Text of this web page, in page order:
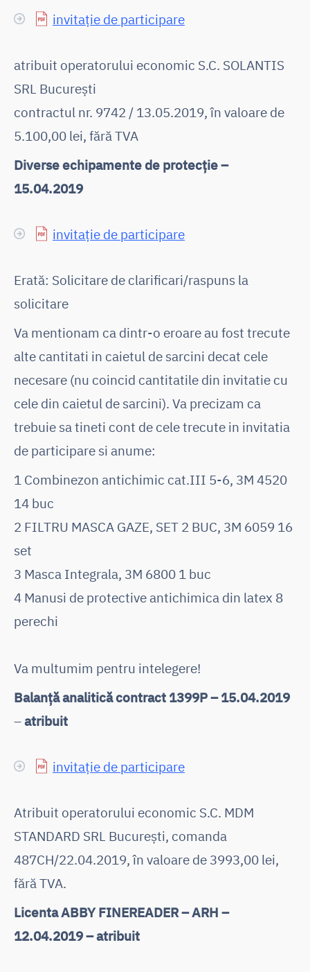
invitație de participare
atribuit operatorului economic S.C. SOLANTIS
SRL București
contractul nr. 9742 / 13.05.2019, în valoare de
5.100,00 lei, fără TVA
Diverse echipamente de protecție –
15.04.2019
invitație de participare
Erată: Solicitare de clarificari/raspuns la
solicitare
Va mentionam ca dintr-o eroare au fost trecute
alte cantitati in caietul de sarcini decat cele
necesare (nu coincid cantitatile din invitatie cu
cele din caietul de sarcini). Va precizam ca
trebuie sa tineti cont de cele trecute in invitatia
de participare si anume:
1 Combinezon antichimic cat.III 5-6, 3M 4520
14 buc
2 FILTRU MASCA GAZE, SET 2 BUC, 3M 6059 16
set
3 Masca Integrala, 3M 6800 1 buc
4 Manusi de protective antichimica din latex 8
perechi
Va multumim pentru intelegere!
Balanță analitică contract 1399P – 15.04.2019
–atribuit
invitație de participare
Atribuit operatorului economic S.C. MDM
STANDARD SRL București, comanda
487CH/22.04.2019, în valoare de 3993,00 lei,
fără TVA.
Licenta ABBY FINEREADER – ARH –
12.04.2019 – atribuit